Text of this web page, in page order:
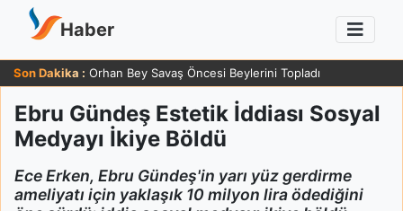
Haber
Son Dakika : Orhan Bey Savaş Öncesi Beylerini Topladı
Ebru Gündeş Estetik İddiası Sosyal
Medyayı İkiye Böldü
Ece Erken, Ebru Gündeş'in yarı yüz gerdirme
ameliyatı için yaklaşık 10 milyon lira ödediğini